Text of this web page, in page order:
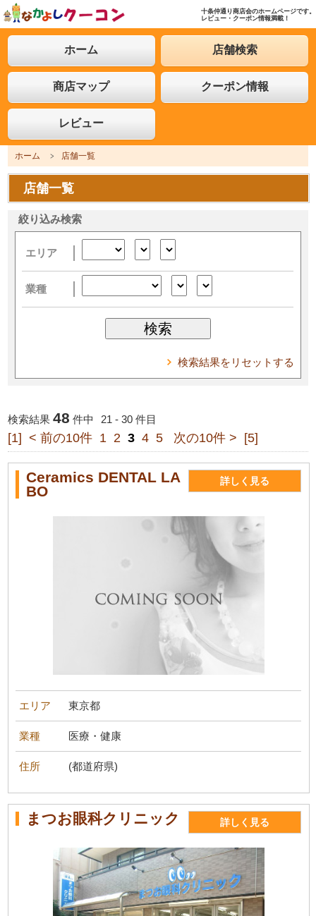
十条仲通り商店会のホームページです。
レビュー・クーポン情報満載！
なかよしクーコン お買い物や美味し
い食事ならクーポン情報満載の「十条
仲通り商店会」へLet's Go!
ホーム 店舗検索
商店マップ クーポン情報
レビュー
ホーム 店舗一覧
店舗一覧
絞り込み検索
エリア
業種
検索結果をリセットする
検索結果48 件中 21 - 30 件目
[1] < 前の10件 1 2 3 4 5 次の10件 > [5]
Ceramics DENTAL LA
BO
詳しく見る
エリア 東京都
業種 医療・健康
住所 (都道府県)
まつお眼科クリニック 詳しく見る